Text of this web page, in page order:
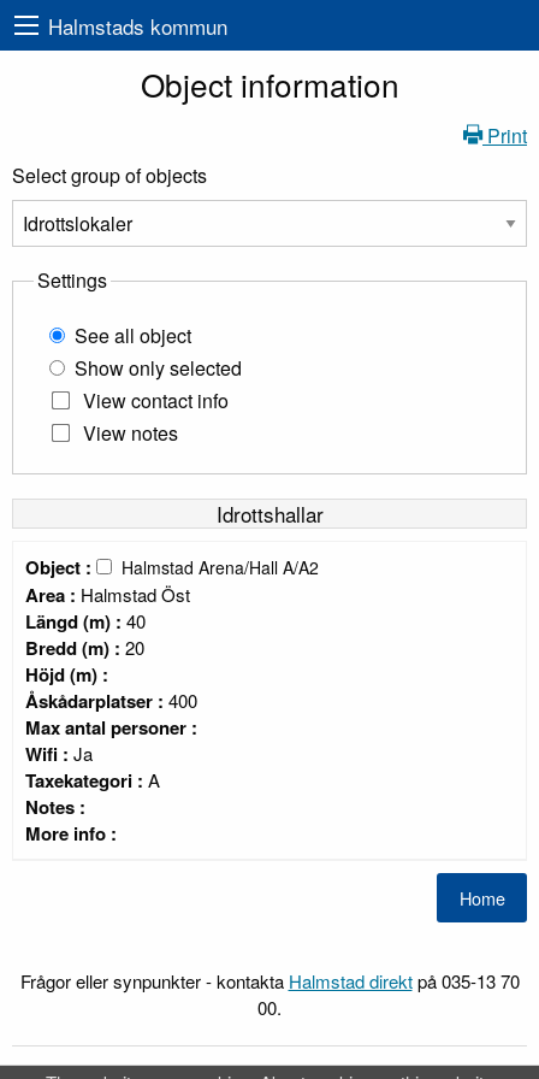
Halmstads kommun
Object information
Print
Select group of objects
Settings
See all object
Show only selected
View contact info
View notes
Idrottshallar
Object : Halmstad Arena/Hall A/A2
Area : Halmstad Öst
Längd (m) : 40
Bredd (m) : 20
Höjd (m) :
Åskådarplatser : 400
Max antal personer :
Wifi : Ja
Taxekategori : A
Notes :
More info :
Frågor eller synpunkter - kontakta Halmstad direktpå 035-13 70
00.